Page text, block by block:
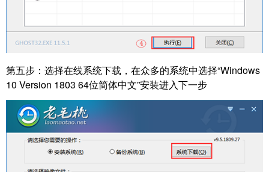
第五步：选择在线系统下载，在众多的系统中选择“Windows
10 Version 1803 64位简体中文”安装进入下一步